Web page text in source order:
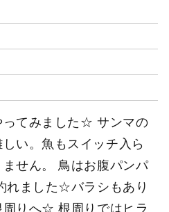
ってみました☆ サンマの
い。魚もスイッチ入ら
せん。 鳥はお腹パンパ
れました☆バラシもあり
りへ☆ 根周りではヒラ